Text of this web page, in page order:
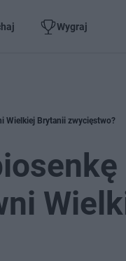
Wygraj
Wielkiej Brytanii zwycięstwo?